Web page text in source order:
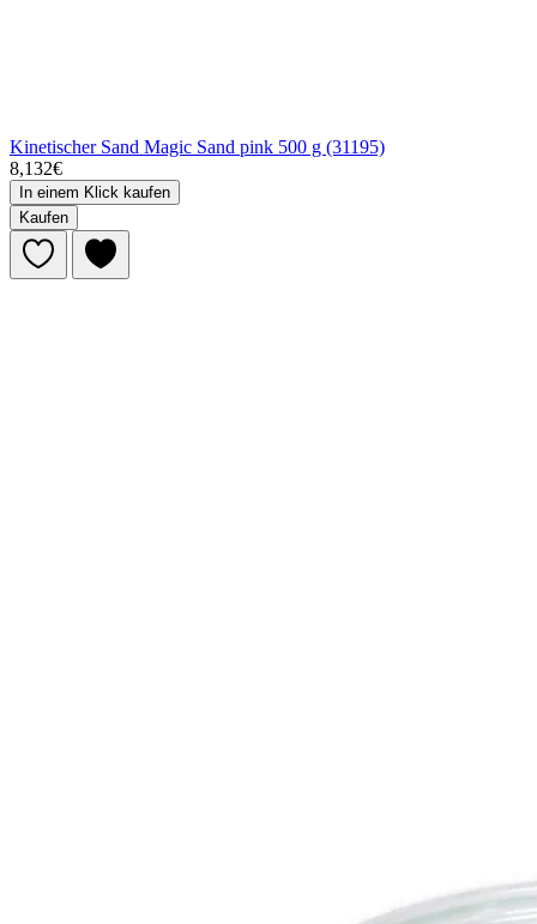
Kinetischer Sand Magic Sand pink 500 g (31195)
8,132€
In einem Klick kaufen
Kaufen